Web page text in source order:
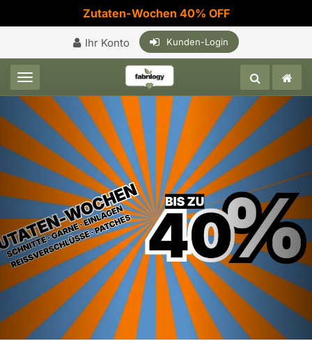
Zutaten-Wochen 40% OFF
Ihr Konto Kunden-Login
Toggle navigation